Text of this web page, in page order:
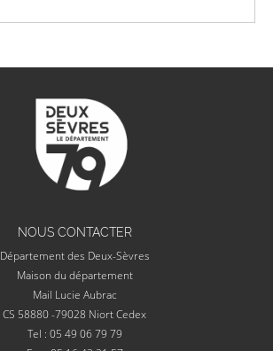
NOUS CONTACTER
Département des Deux-Sèvres
Maison du département
Mail Lucie Aubrac
CS 58880 -79028 Niort Cedex
Tel : 05 49 06 79 79